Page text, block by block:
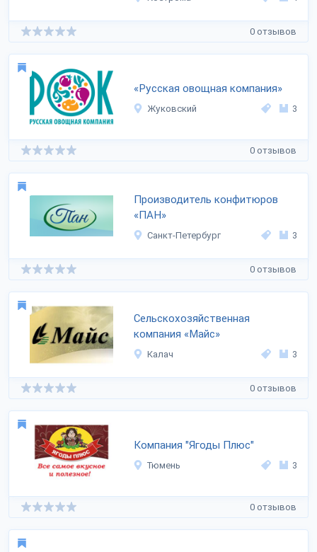
0 отзывов
«Русская овощная компания»
Жуковский 3
0 отзывов
Производитель конфитюров
«ПАН»
Санкт-Петербург 3
0 отзывов
Сельскохозяйственная
компания «Майс»
Калач 3
0 отзывов
Компания "Ягоды Плюс"
Тюмень 3
0 отзывов